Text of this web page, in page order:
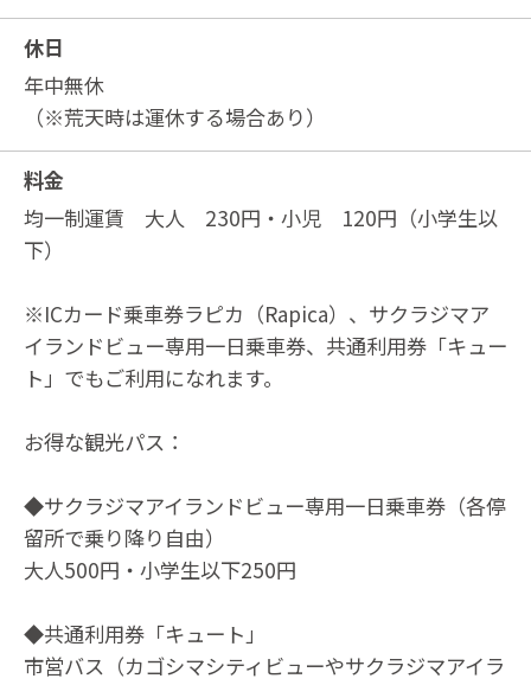
休日
年中無休
（※荒天時は運休する場合あり）
料金
均一制運賃 大人 230円・小児 120円（小学生以
下）
※ICカード乗車券ラピカ（Rapica）、サクラジマア
イランドビュー専用一日乗車券、共通利用券「キュー
ト」でもご利用になれます。
お得な観光パス：
◆サクラジマアイランドビュー専用一日乗車券（各停
留所で乗り降り自由）
大人500円・小学生以下250円
◆共通利用券「キュート」
市営バス（カゴシマシティビューやサクラジマアイラ